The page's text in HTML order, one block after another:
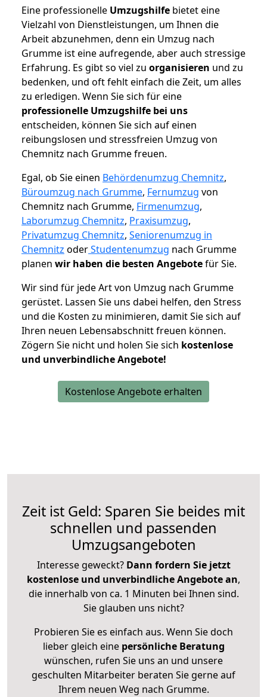
Eine professionelle Umzugshilfe bietet eine
Vielzahl von Dienstleistungen, um Ihnen die
Arbeit abzunehmen, denn ein Umzug nach
Grumme ist eine aufregende, aber auch stressige
Erfahrung. Es gibt so viel zu organisieren und zu
bedenken, und oft fehlt einfach die Zeit, um alles
zu erledigen. Wenn Sie sich für eine
professionelle Umzugshilfe bei uns
entscheiden, können Sie sich auf einen
reibungslosen und stressfreien Umzug von
Chemnitz nach Grumme freuen.
Egal, ob Sie einen Behördenumzug Chemnitz,
Büroumzug nach Grumme, Fernumzug von
Chemnitz nach Grumme, Firmenumzug,
Laborumzug Chemnitz, Praxisumzug,
Privatumzug Chemnitz, Seniorenumzug in
Chemnitz oderStudentenumzug nach Grumme
planen wir haben die besten Angebotefür Sie.
Wir sind für jede Art von Umzug nach Grumme
gerüstet. Lassen Sie uns dabei helfen, den Stress
und die Kosten zu minimieren, damit Sie sich auf
Ihren neuen Lebensabschnitt freuen können.
Zögern Sie nicht und holen Sie sich kostenlose
und unverbindliche Angebote!
Kostenlose Angebote erhalten
Zeit ist Geld: Sparen Sie beides mit
schnellen und passenden
Umzugsangeboten
Interesse geweckt? Dann fordern Sie jetzt
kostenlose und unverbindliche Angebote an,
die innerhalb von ca. 1 Minuten bei Ihnen sind.
Sie glauben uns nicht?
Probieren Sie es einfach aus. Wenn Sie doch
lieber gleich eine persönliche Beratung
wünschen, rufen Sie uns an und unsere
geschulten Mitarbeiter beraten Sie gerne auf
Ihrem neuen Weg nach Grumme.